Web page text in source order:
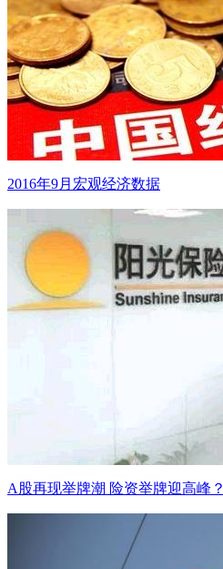
2016年9月宏观经济数据
A股再现举牌潮 险资举牌迎高峰？